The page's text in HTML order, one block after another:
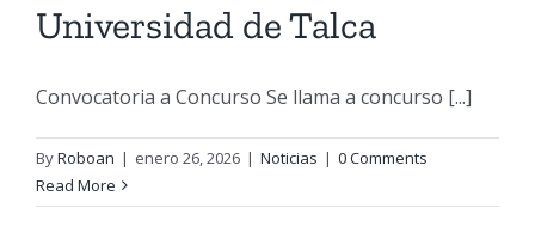
Universidad de Talca
Convocatoria a Concurso Se llama a concurso [...]
ByRoboan | enero 26, 2026 | Noticias | 0 Comments
Read More